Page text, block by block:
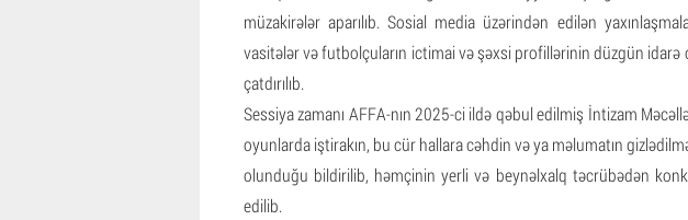
müzakirələr aparılıb. Sosial media üzərindən edilən
vasitələr və futbolçuların ictimai və şəxsi profillərinin düzgün idarə
çatdırılıb.
Sessiya zamanı AFFA-nın 2025-ci ildə qəbul edilmiş İntizam
oyunlarda iştirakın, bu cür hallara cəhdin və ya məlumatın
olunduğu bildirilib, həmçinin yerli və beynəlxalq təcrübədən
edilib.